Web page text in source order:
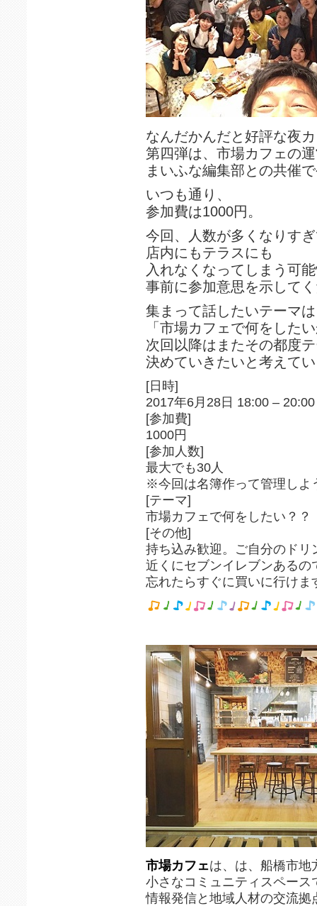
なんだかんだと好評な夜
第四弾は、市場カフェの
まいふな編集部との共催
いつも通り、
参加費は1000円。
今回、人数が多くなりす
店内にもテラスにも
入れなくなってしまう可
事前に参加意思を示して
集まって話したいテーマ
「市場カフェで何をした
次回以降はまたその都度
決めていきたいと考えて
[日時]
2017年6月28日 18:00 – 20:00
[参加費]
1000円
[参加人数]
最大でも30人
※今回は名簿作って管理しよ
[テーマ]
市場カフェで何をしたい？？
[その他]
持ち込み歓迎。ご自分のドリ
近くにセブンイレブンあるの
忘れたらすぐに買いに行けま
市場カフェは、は、船橋市地
小さなコミュニティスペース
情報発信と地域人材の交流拠